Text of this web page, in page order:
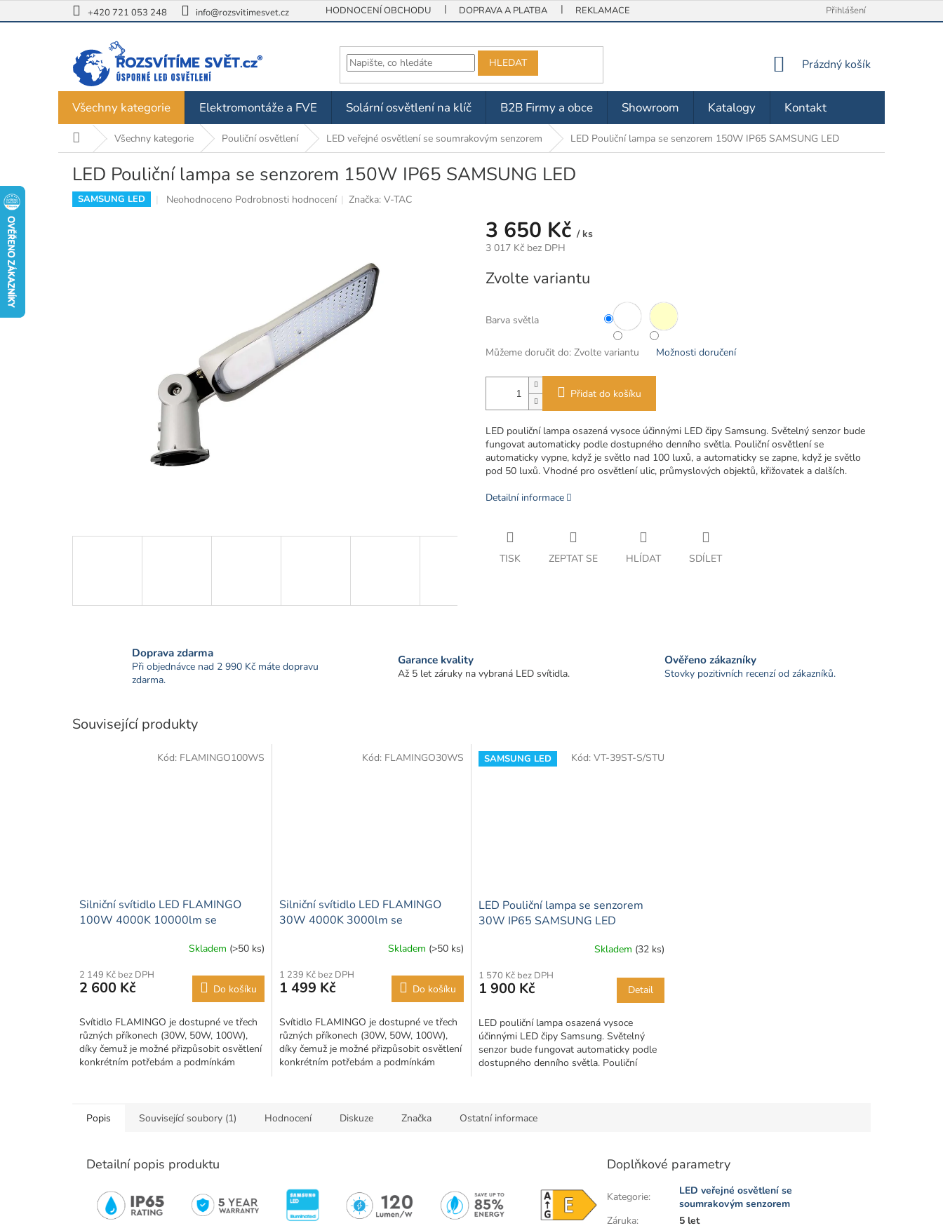
na
+420 721 053 248 info@rozsvitimesvet.cz HODNOCENÍ OBCHODU DOPRAVA A PLATBA REKLAMACE / VRÁCENÍ ZBOŽÍ OBCHODNÍ PODMÍNKY
Přihlášení
HLEDAT
NÁKUPNÍ
Prázdný košík
Všechny kategorie Elektromontáže a FVE Solární osvětlení na klíč B2B Firmy a obce Showroom Katalogy Kontakt
Domů Všechny kategorie Pouliční osvětlení LED veřejné osvětlení se soumrakovým senzorem LED Pouliční lampa se senzorem 150W IP65 SAMSUNG LED
LED Pouliční lampa se senzorem 150W IP65 SAMSUNG LED
SAMSUNG LED
Průměrné
Neohodnoceno Podrobnosti hodnocení Značka:V-TAC
3 650 Kč / ks
3 017 Kč bez DPH
cena:
Zvolte variantu
Barva světla
Můžeme doručit do: Zvolte variantu Možnosti doručení
Přidat do košíku
LED pouliční lampa osazená vysoce účinnými LED čipy Samsung. Světelný senzor bude
fungovat automaticky podle dostupného denního světla. Pouliční osvětlení se
automaticky vypne, když je světlo nad 100 luxů, a automaticky se zapne, když je světlo
pod 50 luxů. Vhodné pro osvětlení ulic, průmyslových objektů, křižovatek a dalších.
Detailní informace
TISK ZEPTAT SE HLÍDAT SDÍLET
Doprava zdarma
Při objednávce nad 2 990 Kč máte dopravu
zdarma.
Garance kvality
Až 5 let záruky na vybraná LED svítidla.
Ověřeno zákazníky
Stovky pozitivních recenzí od zákazníků.
Související produkty
Silniční svítidlo LED FLAMINGO
100W 4000K 10000lm se
Skladem (>50 ks)
2 149 Kč bez DPH
2 600 Kč Do košíku
Svítidlo FLAMINGO je dostupné ve třech
různých příkonech (30W, 50W, 100W),
díky čemuž je možné přizpůsobit osvětlení
konkrétním potřebám a podmínkám
Kód: FLAMINGO100WS
Silniční svítidlo LED FLAMINGO
30W 4000K 3000lm se
Skladem (>50 ks)
1 239 Kč bez DPH
1 499 Kč Do košíku
Svítidlo FLAMINGO je dostupné ve třech
různých příkonech (30W, 50W, 100W),
díky čemuž je možné přizpůsobit osvětlení
konkrétním potřebám a podmínkám
Kód: FLAMINGO30WS SAMSUNG LED
LED Pouliční lampa se senzorem
30W IP65 SAMSUNG LED
Skladem (32 ks)
1 570 Kč bez DPH
1 900 Kč Detail
LED pouliční lampa osazená vysoce
účinnými LED čipy Samsung. Světelný
senzor bude fungovat automaticky podle
dostupného denního světla. Pouliční
Kód: VT-39ST-S/STU
Popis Související soubory (1) Hodnocení Diskuze Značka Ostatní informace
Detailní popis produktu Doplňkové parametry
Kategorie:
LED veřejné osvětlení se
soumrakovým senzorem
Záruka:
5 let